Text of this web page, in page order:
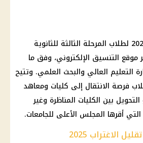
لطلاب المرحلة الثالثة للثانوية
موقع التنسيق الإلكتروني، وفق ما
التعليم العالي والبحث العلمي. وتتيح
فرصة الانتقال إلى كليات ومعاهد
التحويل بين الكليات المناظرة وغير
أقرها المجلس الأعلى للجامعات.
الاغتراب 2025